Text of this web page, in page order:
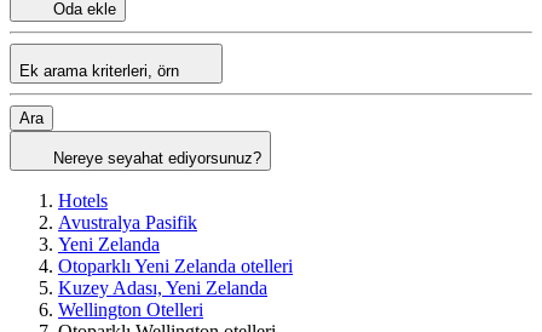
Oda ekle
Ek arama kriterleri, örn
Ara
Nereye seyahat ediyorsunuz?
Hotels
Avustralya Pasifik
Yeni Zelanda
Otoparklı Yeni Zelanda otelleri
Kuzey Adası, Yeni Zelanda
Wellington Otelleri